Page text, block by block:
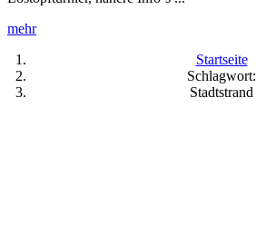
mehr
Startseite
Schlagwort:
Stadtstrand